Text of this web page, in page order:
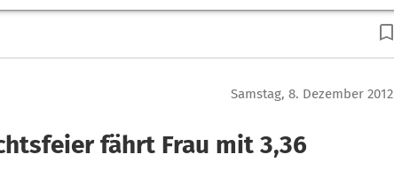
Samstag, 8. Dezember 2012
fährt Frau mit 3,36